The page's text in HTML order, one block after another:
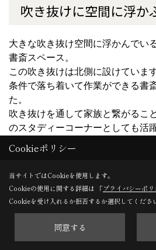
吹き抜けに空間に浮か
大きな吹き抜け空間に浮かんでい
書斎スペース。
この吹き抜けは北側に設けていま
条件で落ち着いて作業ができる書
た。
吹き抜けを通して家族と繋がるこ
のスタディーコーナーとしても活
Cookieポリシー
当サイトではCookieを使用します。
Cookieの使用に関する詳細は 「プライバシーポリ
Cookieを受け入れるか拒否するか選択してくださ
同意する